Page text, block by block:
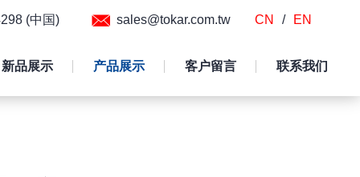
新品展示 产品展示 客户留言 联系我们
(中国) sales@tokar.com.tw CN / EN